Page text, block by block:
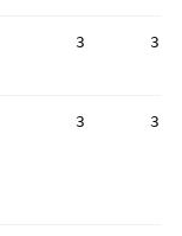
3 3
3 3